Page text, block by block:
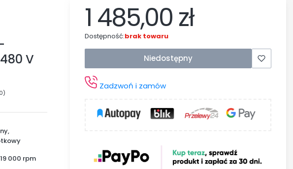
V
000 rpm
1 485,00 zł
Dostępność:brak towaru
Niedostępny
Zadzwoń i zamów